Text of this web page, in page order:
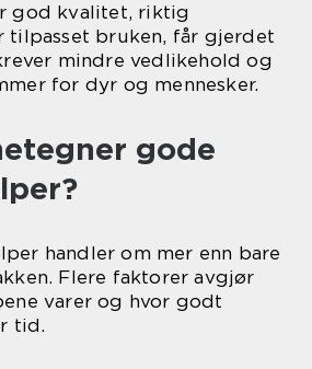
god kvalitet, riktig
tilpasset bruken, får gjerdet
mindre vedlikehold og
for dyr og mennesker.
gode
handler om mer enn bare
Flere faktorer avgjør
varer og hvor godt
tid.